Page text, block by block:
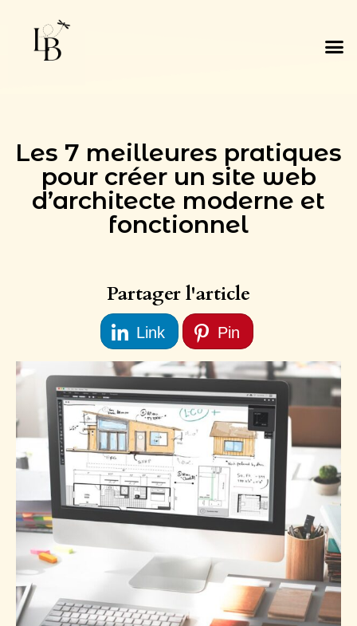
Les 7 meilleures pratiques
pour créer un site web
d’architecte moderne et
fonctionnel
Partager l'article
Link Pin